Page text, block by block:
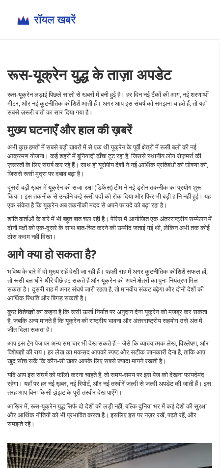
रूस-यूक्रेन युद्ध के ताज़ा अपडेट
रूस-यूक्रेन लड़ाई पिछले सालों से खबरों में बनी हुई है। हर दिन नई टैंकों की आग, नई शरणार्थी
मीटर, और नई कूटनीतिक कोशिशें आती हैं। अगर आप इस संघर्ष को समझना चाहते हैं, तो यहाँ
सबसे ज़रूरी बातों का सार दिया गया है।
मुख्य घटनाएँ और हाल की ख़बरें
अभी कुछ हफ़्तों में सबसे बड़ी खबरों में से एक थी यूक्रेन के पूर्वी क्षेत्रों में रूसी बलों की नई
आक्रमण योजना। कई शहरों में बुनियादी ढाँचा टूट रहा है, जिससे स्थानीय लोग रोज़मर्रा की
ज़रूरतों के लिए संघर्ष कर रहे हैं। साथ ही यूरोपीय देशों ने नई आर्थिक प्रतिबंधों की घोषणा की,
जिससे रूसी मुद्रा पर दबाव बढ़ा है।
दूसरी बड़ी ख़बर में यूक्रेन की सजा‑रक्षा (डिफेंस) टीम ने नई ड्रोन तकनीक का प्रयोग शुरू
किया। इस तकनीक से उन्होंने कई रूसी पदों को रोक दिया और फिर भी बड़ी हानि नहीं हुई। यह
एक संकेत है कि यूक्रेन अब तकनीकी मदद से अपने फायदे को बढ़ा रहा है।
शांति वार्ताओं के बारे में भी बहुत बात चल रही है। पेरिस में आयोजित एक अंतरराष्ट्रीय सम्मेलन में
दोनों पक्षों को एक-दूसरे के साथ बात‑चिट करने की उम्मीद जताई गई थी, लेकिन अभी तक कोई
ठोस कदम नहीं दिखा।
आगे क्या हो सकता है?
भविष्य के बारे में दो मुख्य राहें देखी जा रही हैं। पहली राह में अगर कूटनीतिक कोशिशें सफल हों,
तो रूसी बल धीरे‑धीरे पीछे हट सकते हैं और यूक्रेन को अपने क्षेत्रों का पुनः नियंत्रण मिल
सकता है। दूसरी राह में अगर संघर्ष जारी रहता है, तो मानवीय संकट बढ़ेगा और दोनों देशों की
आर्थिक स्थिति और बिगड़ सकती है।
कुछ विशेषज्ञों का कहना है कि रूसी ऊर्जा निर्यात पर अनुदान देना यूक्रेन को मजबूर कर सकता
है, जबकि अन्य मानते हैं कि यूक्रेन की राष्ट्रीय भावना और अंतरराष्ट्रीय सहयोग उसे अंत में
जीत दिला सकता है।
आप इस टैग पेज पर अन्य समाचार भी देख सकते हैं – जैसे कि व्याख्यात्मक लेख, विश्लेषण, और
विशेषज्ञों की राय। हर लेख का मकसद आपको स्पष्ट और सटीक जानकारी देना है, ताकि आप
खुद सोच सकें कि कौन‑सी खबर आपके लिए सबसे ज़्यादा मायने रखती है।
यदि आप इस संघर्ष को फॉलो करना चाहते हैं, तो समय‑समय पर इस पेज को देखना फायदेमंद
रहेगा। यहाँ पर हर नई ख़बर, नई रिपोर्ट, और नई तस्वीरें जल्दी से जल्दी अपडेट की जाती हैं। इस
तरह आप बिना किसी झंझट के पूरी तस्वीर देख पाएँगे।
आख़िर में, रूस-यूक्रेन युद्ध सिर्फ दो देशों की लड़ी नहीं, बल्कि दुनिया भर में कई देशों की सुरक्षा
और आर्थिक नीतियों को भी प्रभावित करता है। इसलिए इस पर नज़र रखें, पढ़ते रहें, और
समझते रहें।